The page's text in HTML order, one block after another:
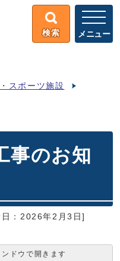
検索 メニュー
スポーツ施設
事のお知
日：2026年2月3日]
ドウで開きます